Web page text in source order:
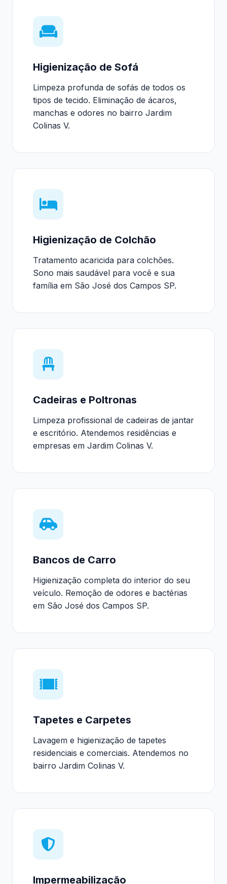
Higienização de Sofá
Limpeza profunda de sofás de todos os
tipos de tecido. Eliminação de ácaros,
manchas e odores no bairro Jardim
Colinas V.
Higienização de Colchão
Tratamento acaricida para colchões.
Sono mais saudável para você e sua
família em São José dos Campos SP.
Cadeiras e Poltronas
Limpeza profissional de cadeiras de jantar
e escritório. Atendemos residências e
empresas em Jardim Colinas V.
Bancos de Carro
Higienização completa do interior do seu
veículo. Remoção de odores e bactérias
em São José dos Campos SP.
Tapetes e Carpetes
Lavagem e higienização de tapetes
residenciais e comerciais. Atendemos no
bairro Jardim Colinas V.
Impermeabilização